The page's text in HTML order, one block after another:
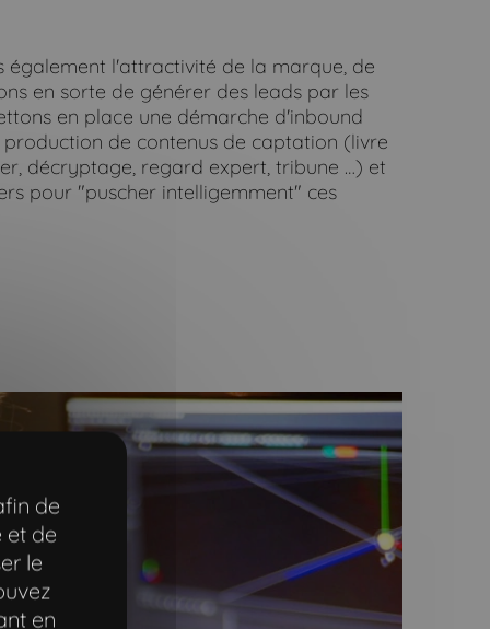
également l'attractivité de la marque, de
en sorte de générer des leads par les
en place une démarche d'inbound
de contenus de captation (livre
décryptage, regard expert, tribune …) et
pour "puscher intelligemment" ces
de
et de
le
en